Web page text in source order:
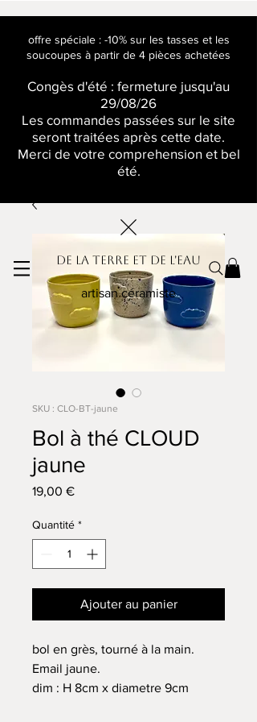
offre spéciale : -10% sur les tasses et les
soucoupes à partir de 4 pièces achetées
Congès d'été : fermeture jusqu'au
29/08/26
Les commandes passées sur le site
seront traitées après cette date.
Merci de votre comprehension et bel
été.
De la terre et de l'eau
artisan céramiste
SKU : CLO-BT-jaune
Bol à thé CLOUD
jaune
19,00 €Prix
Quantité *
Ajouter au panier
bol en grès, tourné à la main.
Email jaune.
dim : H 8cm x diametre 9cm